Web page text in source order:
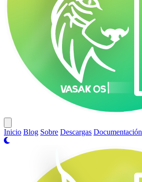
Inicio Blog Sobre Descargas Documentación